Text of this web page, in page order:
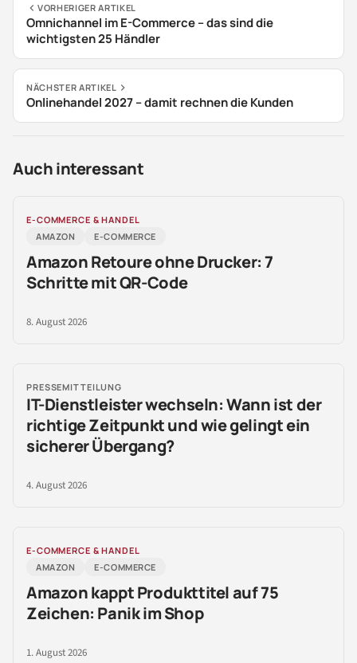
VORHERIGER ARTIKEL
Omnichannel im E-Commerce – das sind die
wichtigsten 25 Händler
NÄCHSTER ARTIKEL
Onlinehandel 2027 – damit rechnen die Kunden
Auch interessant
E-COMMERCE & HANDEL
AMAZON
E-COMMERCE
Amazon Retoure ohne Drucker: 7
Schritte mit QR-Code
8. August 2026
PRESSEMITTEILUNG
IT-Dienstleister wechseln: Wann ist der
richtige Zeitpunkt und wie gelingt ein
sicherer Übergang?
4. August 2026
E-COMMERCE & HANDEL
AMAZON
E-COMMERCE
Amazon kappt Produkttitel auf 75
Zeichen: Panik im Shop
1. August 2026